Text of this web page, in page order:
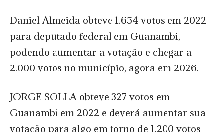
Daniel Almeida obteve 1.654 votos em 2022
para deputado federal em Guanambi,
podendo aumentar a votação e chegar a
2.000 votos no município, agora em 2026.
JORGE SOLLA obteve 327 votos em
Guanambi em 2022 e deverá aumentar sua
votação para algo em torno de 1.200 votos